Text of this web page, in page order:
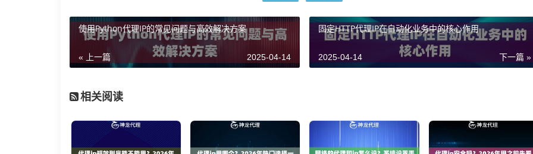
使用Python代理IP的常见问题与高效解决方案
« 上一篇 2025-04-14
固定HTTP代理IP在自动化业务中的核心作用
下一篇 »
2025-04-14
相关阅读